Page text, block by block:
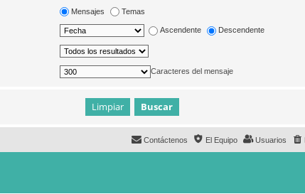
Mensajes Temas
Ascendente Descendente
Caracteres del mensaje
Usuarios
El Equipo
Contáctenos